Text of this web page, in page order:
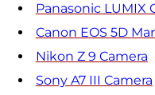
Panasonic LUMIX
Canon EOS 5D
Nikon Z 9 Camera
Sony A7 III Camera